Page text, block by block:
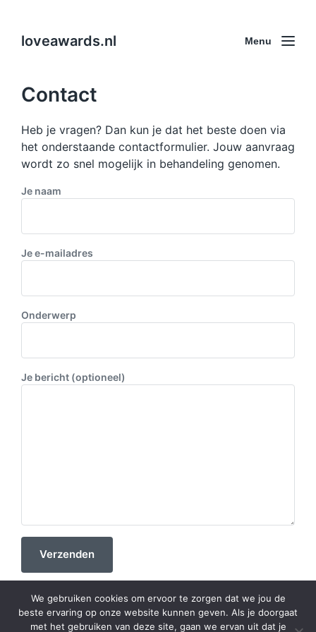
loveawards.nl Menu
Contact
Heb je vragen? Dan kun je dat het beste doen via
het onderstaande contactformulier. Jouw aanvraag
wordt zo snel mogelijk in behandeling genomen.
Je naam
Je e-mailadres
Onderwerp
Je bericht (optioneel)
We gebruiken cookies om ervoor te zorgen dat we jou de
beste ervaring op onze website kunnen geven. Als je doorgaat
met het gebruiken van deze site, gaan we ervan uit dat je